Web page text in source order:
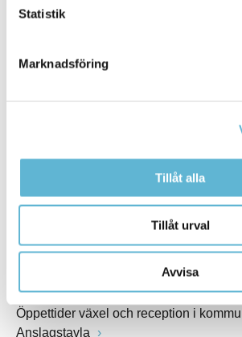
Statistik
Marknadsföring
Tillåt alla
Tillåt urval
Avvisa
Besöksadress
Box 18, 295 21 Bromölla
Fax: 0456-82 22 00
Öppettider växel och reception i
Anslagstavla